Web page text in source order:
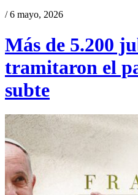
/ 6 mayo, 2026
Más de 5.200
tramitaron el
subte